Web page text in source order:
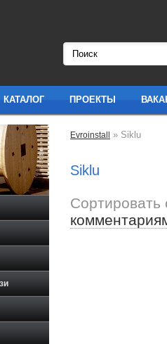
КАТАЛОГ ПРОЕКТЫ
Evroinstall » Siklu
Siklu
Сортировать